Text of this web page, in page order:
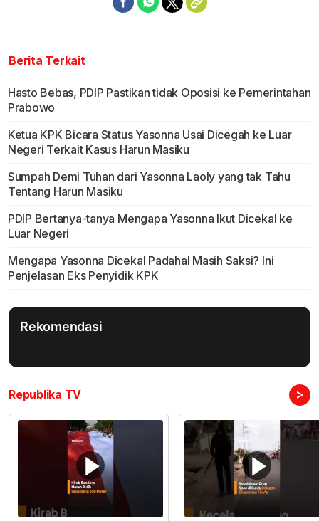
Berita Terkait
Hasto Bebas, PDIP Pastikan tidak Oposisi ke Pemerintahan
Prabowo
Ketua KPK Bicara Status Yasonna Usai Dicegah ke Luar
Negeri Terkait Kasus Harun Masiku
Sumpah Demi Tuhan dari Yasonna Laoly yang tak Tahu
Tentang Harun Masiku
PDIP Bertanya-tanya Mengapa Yasonna Ikut Dicekal ke
Luar Negeri
Mengapa Yasonna Dicekal Padahal Masih Saksi? Ini
Penjelasan Eks Penyidik KPK
Rekomendasi
Republika TV >